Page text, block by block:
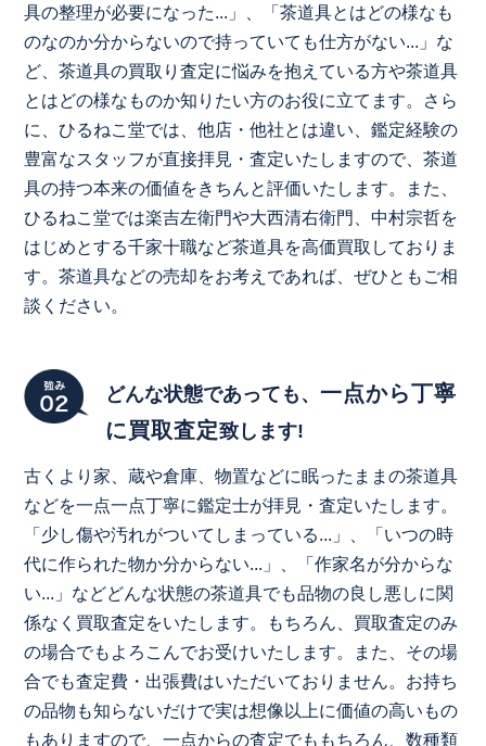
具の整理が必要になった...」、「茶道具とはどの様なも
のなのか分からないので持っていても仕方がない...」な
ど、茶道具の買取り査定に悩みを抱えている方や茶道具
とはどの様なものか知りたい方のお役に立てます。さら
に、ひるねこ堂では、他店・他社とは違い、鑑定経験の
豊富なスタッフが直接拝見・査定いたしますので、茶道
具の持つ本来の価値をきちんと評価いたします。また、
ひるねこ堂では楽吉左衛門や大西清右衛門、中村宗哲を
はじめとする千家十職など茶道具を高価買取しておりま
す。茶道具などの売却をお考えであれば、ぜひともご相
談ください。
どんな状態であっても、 一点から丁寧
に買取査定致します!
古くより家、蔵や倉庫、物置などに眠ったままの茶道具
などを一点一点丁寧に鑑定士が拝見・査定いたします。
「少し傷や汚れがついてしまっている...」、「いつの時
代に作られた物か分からない...」、「作家名が分からな
い...」などどんな状態の茶道具でも品物の良し悪しに関
係なく買取査定をいたします。もちろん、買取査定のみ
の場合でもよろこんでお受けいたします。また、その場
合でも査定費・出張費はいただいておりません。お持ち
の品物も知らないだけで実は想像以上に価値の高いもの
もありますので、一点からの査定でももちろん、数種類